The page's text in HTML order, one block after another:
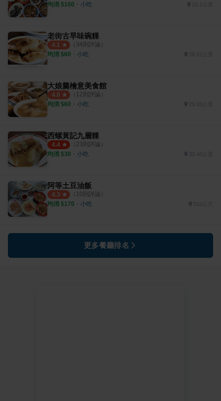
均消 $100 ・ 小吃 15.1公里
老街古早味碗粿
4.1 （ 34則評論）
均消 $60 ・ 小吃
大娘羹檜意美食館
4.0 （ 12則評論）
均消 $60 ・ 小吃
西螺黃記九層粿
4.4 （ 23則評論）
均消 $30 ・ 小吃 30.46公里
阿等土豆油飯
4.3 （ 10則評論）
均消 $170 ・ 小吃 515公尺
更多餐廳排名